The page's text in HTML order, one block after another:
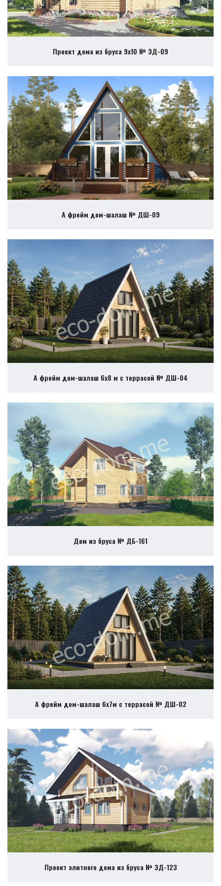
Проект дома из бруса 9х10 № ЭД-09
А фрейм дом-шалаш № ДШ-09
А фрейм дом-шалаш 6х8 м с террасой № ДШ-04
Дом из бруса № ДБ-161
А фрейм дом-шалаш 6х7м с террасой № ДШ-02
Проект элитного дома из бруса № ЭД-123